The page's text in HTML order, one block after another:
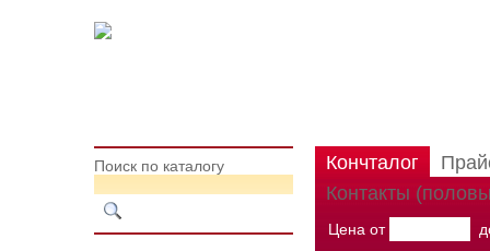
Поиск по каталогу Кончталог
Контакты
Цена от